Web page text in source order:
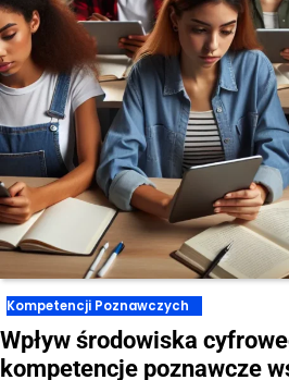
Kompetencji Poznawczych
Wpływ środowiska
kompetencje poznawcze